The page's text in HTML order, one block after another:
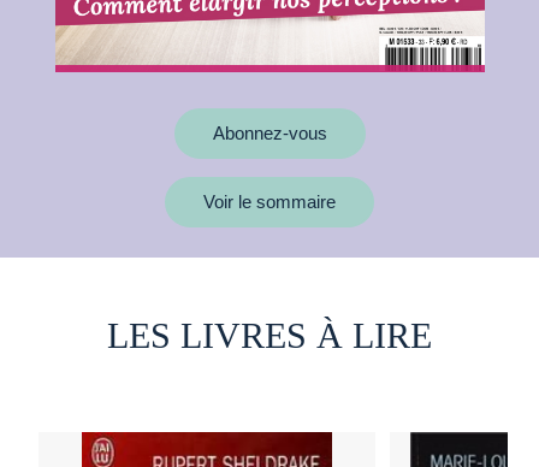
Abonnez-vous
Voir le sommaire
LES LIVRES À LIRE